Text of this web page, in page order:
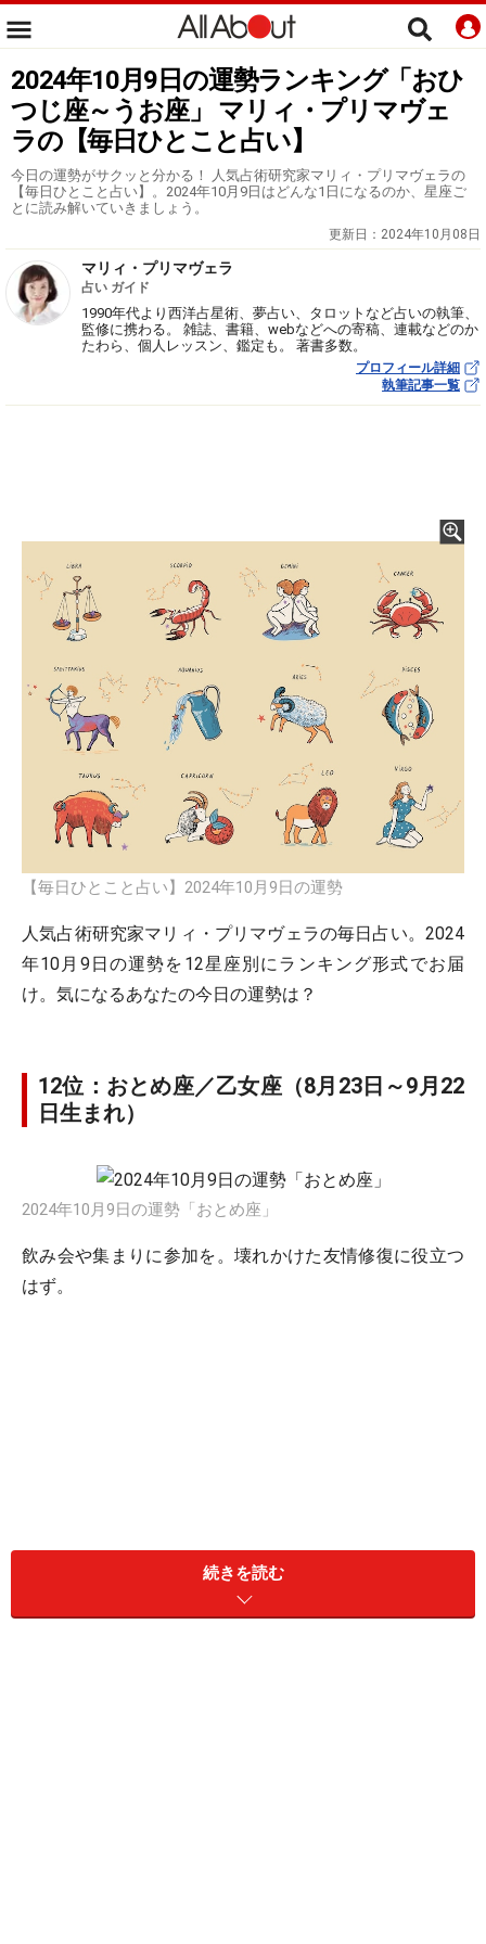
2024年10月9日の運勢ランキング「おひ
つじ座～うお座」 マリィ・プリマヴェ
ラの【毎日ひとこと占い】
今日の運勢がサクッと分かる！ 人気占術研究家マリィ・プリマヴェラの
【毎日ひとこと占い】。2024年10月9日はどんな1日になるのか、星座ご
とに読み解いていきましょう。
更新日： 2024年10月08日
マリィ・プリマヴェラ
占い ガイド
1990年代より西洋占星術、夢占い、タロットなど占いの執筆、
監修に携わる。 雑誌、書籍、webなどへの寄稿、連載などのか
たわら、個人レッスン、鑑定も。 著書多数。
プロフィール詳細
執筆記事一覧
【毎日ひとこと占い】2024年10月9日の運勢
人気占術研究家マリィ・プリマヴェラの毎日占い。2024
年10月9日の運勢を12星座別にランキング形式でお届
け。気になるあなたの今日の運勢は？
12位：おとめ座／乙女座（8月23日～9月22
日生まれ）
2024年10月9日の運勢「おとめ座」
飲み会や集まりに参加を。壊れかけた友情修復に役立つ
はず。
続きを読む